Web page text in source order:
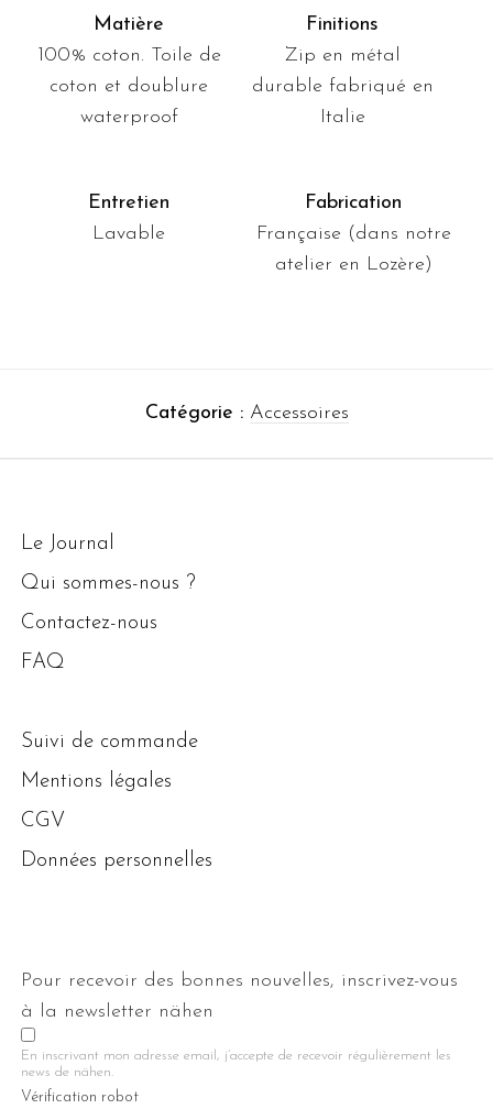
Matière
100% coton. Toile de
coton et doublure
waterproof
Finitions
Zip en métal
durable fabriqué en
Italie
Entretien
Lavable
Fabrication
Française (dans notre
atelier en Lozère)
Catégorie : Accessoires
Le Journal
Qui sommes-nous ?
Contactez-nous
FAQ
Suivi de commande
Mentions légales
CGV
Données personnelles
Pour recevoir des bonnes nouvelles, inscrivez-vous
à la newsletter nähen
En inscrivant mon adresse email, j’accepte de recevoir régulièrement les
news de nähen.
Vérification robot